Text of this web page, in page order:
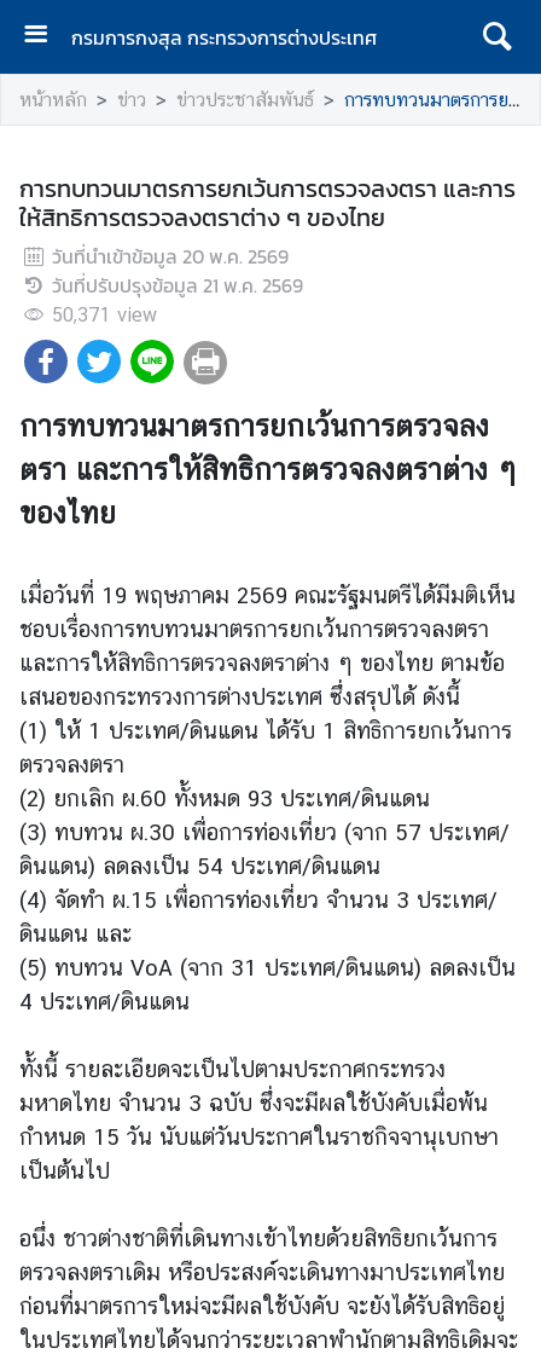
กรมการกงสุล กระทรวงการต่างประเทศ
ห
น้
ร
ก
ก
ร
ก
ร
ง
สุ
ข่
า
ว
ริ
ก
า
ร
ป
ร
ช
า
น
ร้
อ
รี
ย
น
หน้าหลัก ข่าว ข่าวประชาสัมพันธ์ การทบทวนมาตรการยกเว้นการตรวจลงตรา และการให้สิทธิการตรวจลงตราต่าง ๆ ของไทย
การทบทวนมาตรการยกเว้นการตรวจลงตรา และการ
ให้สิทธิการตรวจลงตราต่าง ๆ ของไทย
วันที่นำเข้าข้อมูล 20 พ.ค. 2569
วันที่ปรับปรุงข้อมูล 21 พ.ค. 2569
50,371 view
การทบทวนมาตรการยกเว้นการตรวจลง
ตรา และการให้สิทธิการตรวจลงตราต่าง ๆ
ของไทย
เมื่อวันที่ 19 พฤษภาคม 2569 คณะรัฐมนตรีได้มีมติเห็น
ชอบเรื่องการทบทวนมาตรการยกเว้นการตรวจลงตรา
และการให้สิทธิการตรวจลงตราต่าง ๆ ของไทย ตามข้อ
เสนอของกระทรวงการต่างประเทศ ซึ่งสรุปได้ ดังนี้
(1) ให้ 1 ประเทศ/ดินแดน ได้รับ 1 สิทธิการยกเว้นการ
ตรวจลงตรา
(2) ยกเลิก ผ.60 ทั้งหมด 93 ประเทศ/ดินแดน
(3) ทบทวน ผ.30 เพื่อการท่องเที่ยว (จาก 57 ประเทศ/
ดินแดน) ลดลงเป็น 54 ประเทศ/ดินแดน
(4) จัดทำ ผ.15 เพื่อการท่องเที่ยว จำนวน 3 ประเทศ/
ดินแดน และ
(5) ทบทวน VoA (จาก 31 ประเทศ/ดินแดน) ลดลงเป็น
4 ประเทศ/ดินแดน
ทั้งนี้ รายละเอียดจะเป็นไปตามประกาศกระทรวง
มหาดไทย จำนวน 3 ฉบับ ซึ่งจะมีผลใช้บังคับเมื่อพ้น
กำหนด 15 วัน นับแต่วันประกาศในราชกิจจานุเบกษา
เป็นต้นไป
อนึ่ง ชาวต่างชาติที่เดินทางเข้าไทยด้วยสิทธิยกเว้นการ
ตรวจลงตราเดิม หรือประสงค์จะเดินทางมาประเทศไทย
ก่อนที่มาตรการใหม่จะมีผลใช้บังคับ จะยังได้รับสิทธิอยู่
ในประเทศไทยได้จนกว่าระยะเวลาพำนักตามสิทธิเดิมจะ